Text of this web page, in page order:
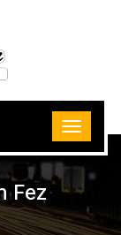
Fez